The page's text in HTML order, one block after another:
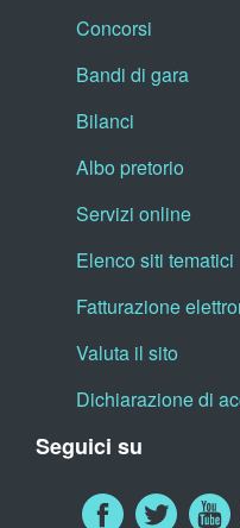
Concorsi
Bandi di gara
Bilanci
Albo pretorio
Servizi online
Elenco siti tematici
Fatturazione
Valuta il sito
Dichiarazione di
Seguici su